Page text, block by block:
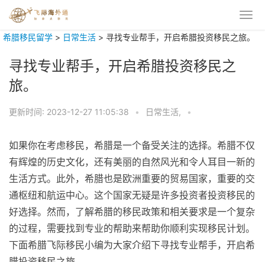
希腊移民留学 > 日常生活 > 寻找专业帮手，开启希腊投资移民之旅。
寻找专业帮手，开启希腊投资移民之
旅。
更新时间: 2023-12-27 11:05:38 • 日常生活, •
如果你在考虑移民，希腊是一个备受关注的选择。希腊不仅
有辉煌的历史文化，还有美丽的自然风光和令人耳目一新的
生活方式。此外，希腊也是欧洲重要的贸易国家，重要的交
通枢纽和航运中心。这个国家无疑是许多投资者投资移民的
好选择。然而，了解希腊的移民政策和相关要求是一个复杂
的过程，需要找到专业的帮助来帮助你顺利实现移民计划。
下面希腊飞际移民小编为大家介绍下寻找专业帮手，开启希